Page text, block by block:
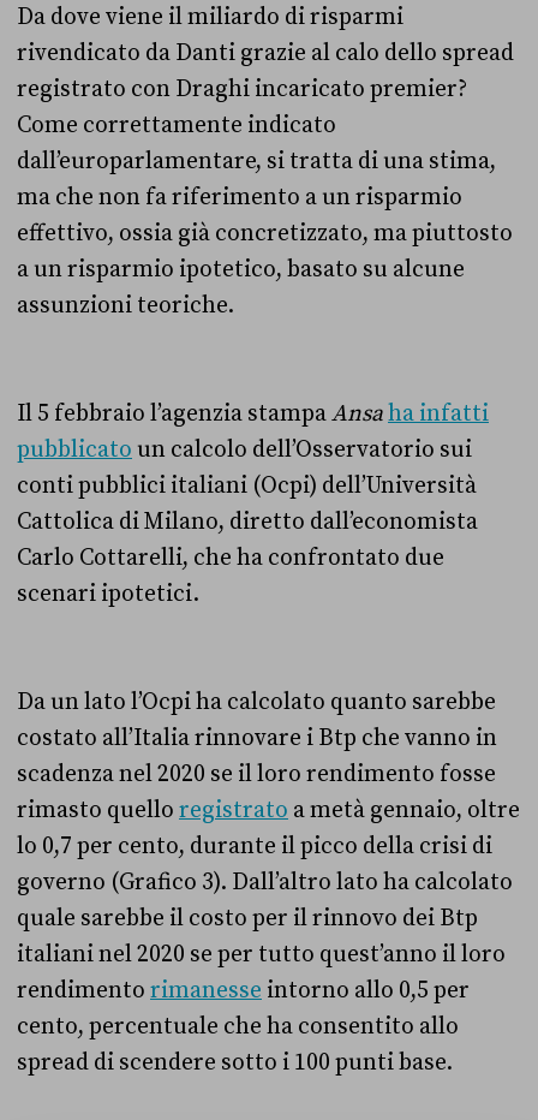
Da dove viene il miliardo di risparmi
rivendicato da Danti grazie al calo dello spread
registrato con Draghi incaricato premier?
Come correttamente indicato
dall’europarlamentare, si tratta di una stima,
ma che non fa riferimento a un risparmio
effettivo, ossia già concretizzato, ma piuttosto
a un risparmio ipotetico, basato su alcune
assunzioni teoriche.
Il 5 febbraio l’agenzia stampaAnsaha infatti
pubblicato un calcolo dell’Osservatorio sui
conti pubblici italiani (Ocpi) dell’Università
Cattolica di Milano, diretto dall’economista
Carlo Cottarelli, che ha confrontato due
scenari ipotetici.
Da un lato l’Ocpi ha calcolato quanto sarebbe
costato all’Italia rinnovare i Btp che vanno in
scadenza nel 2020 se il loro rendimento fosse
rimasto quello registrato a metà gennaio, oltre
lo 0,7 per cento, durante il picco della crisi di
governo (Grafico 3). Dall’altro lato ha calcolato
quale sarebbe il costo per il rinnovo dei Btp
italiani nel 2020 se per tutto quest’anno il loro
rendimento rimanesse intorno allo 0,5 per
cento, percentuale che ha consentito allo
spread di scendere sotto i 100 punti base.